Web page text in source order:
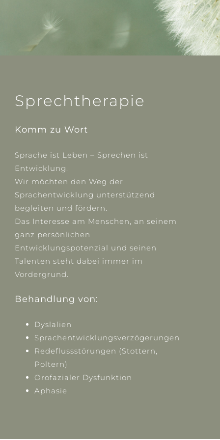
Sprechtherapie
Komm zu Wort
Sprache ist Leben – Sprechen ist
Entwicklung.
Wir möchten den Weg der
Sprachentwicklung unterstützend
begleiten und fördern.
Das Interesse am Menschen, an seinem
ganz persönlichen
Entwicklungspotenzial und seinen
Talenten steht dabei immer im
Vordergrund.
Behandlung von:
Dyslalien
Sprachentwicklungsverzögerungen
Redeflussstörungen (Stottern,
Poltern)
Orofazialer Dysfunktion
Aphasie